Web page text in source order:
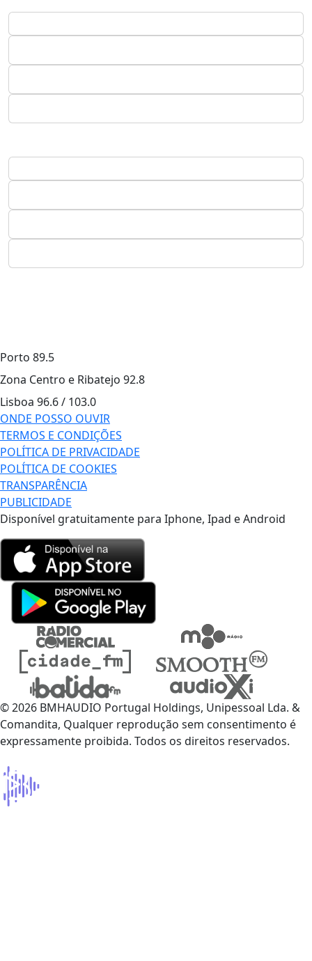
Porto 89.5
Zona Centro e Ribatejo 92.8
Lisboa 96.6 / 103.0
ONDE POSSO OUVIR
TERMOS E CONDIÇÕES
POLÍTICA DE PRIVACIDADE
POLÍTICA DE COOKIES
TRANSPARÊNCIA
PUBLICIDADE
Disponível gratuitamente para Iphone, Ipad e Android
© 2026 BMHAUDIO Portugal Holdings, Unipessoal Lda. &
Comandita, Qualquer reprodução sem consentimento é
expressamente proibida. Todos os direitos reservados.